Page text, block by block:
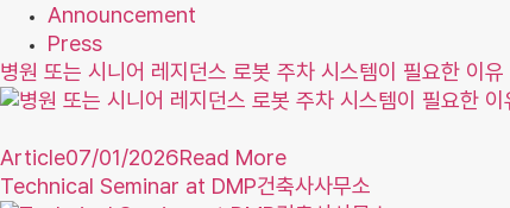
Announcement
Press
병원 또는 시니어 레지던스 로봇 주차 시스템이 필요한 이유
Article07/01/2026Read More
Technical Seminar at DMP건축사사무소